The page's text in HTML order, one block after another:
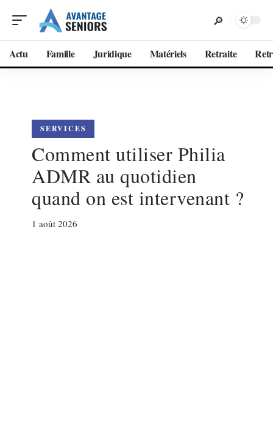
Actu Famille Juridique Matériels Retraite
SERVICES
Comment utiliser Philia
ADMR au quotidien
quand on est intervenant ?
1 août 2026